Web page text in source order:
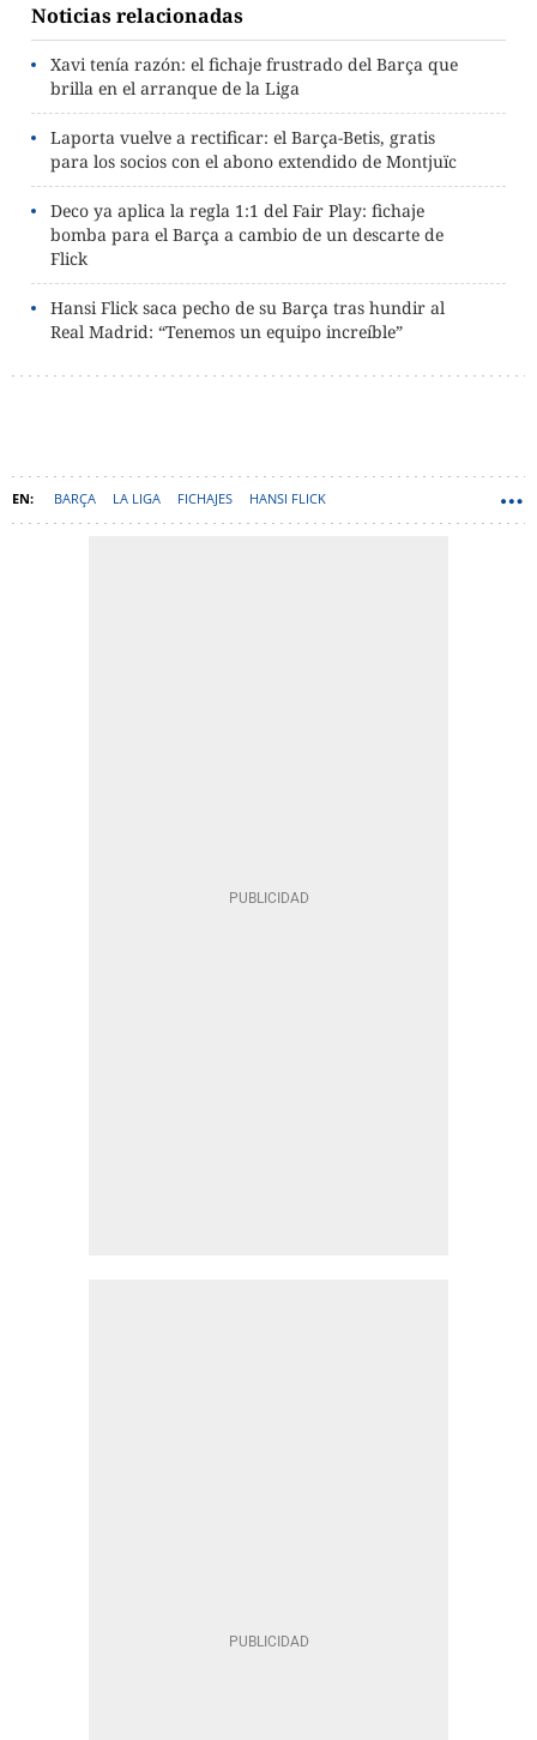
Noticias relacionadas
Xavi tenía razón: el fichaje frustrado del Barça que
brilla en el arranque de la Liga
Laporta vuelve a rectificar: el Barça-Betis, gratis
para los socios con el abono extendido de Montjuïc
Deco ya aplica la regla 1:1 del Fair Play: fichaje
bomba para el Barça a cambio de un descarte de
Flick
Hansi Flick saca pecho de su Barça tras hundir al
Real Madrid: “Tenemos un equipo increíble”
BARÇA LA LIGA FICHAJES HANSI FLICK